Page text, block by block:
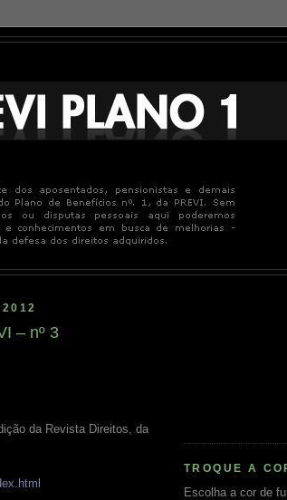
– nº 3
da Revista Direitos, da
TROQUE A
Escolha a cor de